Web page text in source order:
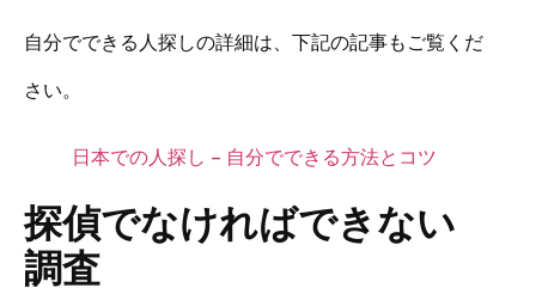
自分でできる人探しの詳細は、下記の記事もご覧くだ
さい。
日本での人探し – 自分でできる方法とコツ
探偵でなければできない
調査